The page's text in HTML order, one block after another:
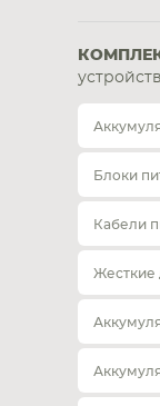
устройств
Блоки
Кабели
Жесткие